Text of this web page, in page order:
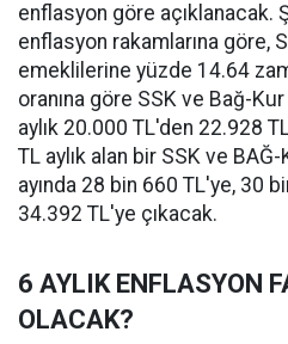
enflasyon göre açıklanacak.
enflasyon rakamlarına göre,
emeklilerine yüzde 14.64
oranına göre SSK ve Bağ-
aylık 20.000 TL'den 22.928
TL aylık alan bir SSK ve
ayında 28 bin 660 TL'ye, 30
34.392 TL'ye çıkacak.
6 AYLIK ENFLASYON
OLACAK?